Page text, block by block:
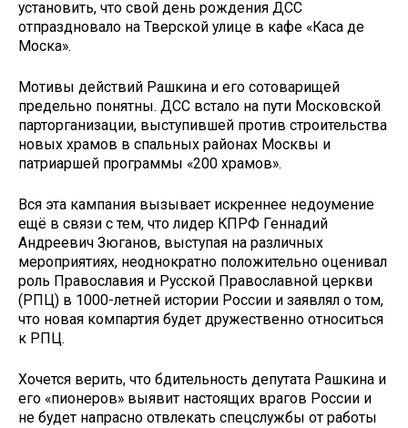
установить, что свой день рождения ДСС
отпраздновало на Тверской улице в кафе «Каса де
Моска».
Мотивы действий Рашкина и его сотоварищей
предельно понятны. ДСС встало на пути Московской
парторганизации, выступившей против строительства
новых храмов в спальных районах Москвы и
патриаршей программы «200 храмов».
Вся эта кампания вызывает искреннее недоумение
ещё в связи с тем, что лидер КПРФ Геннадий
Андреевич Зюганов, выступая на различных
мероприятиях, неоднократно положительно оценивал
роль Православия и Русской Православной церкви
(РПЦ) в 1000-летней истории России и заявлял о том,
что новая компартия будет дружественно относиться
к РПЦ.
Хочется верить, что бдительность депутата Рашкина и
его «пионеров» выявит настоящих врагов России и
не будет напрасно отвлекать спецслужбы от работы